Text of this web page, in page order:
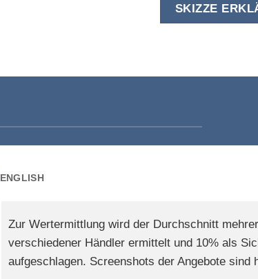
SKIZZE
ENGLISH
Zur Wertermittlung wird der Durchschnitt
verschiedener Händler ermittelt und 10% als
aufgeschlagen. Screenshots der Angebote sind